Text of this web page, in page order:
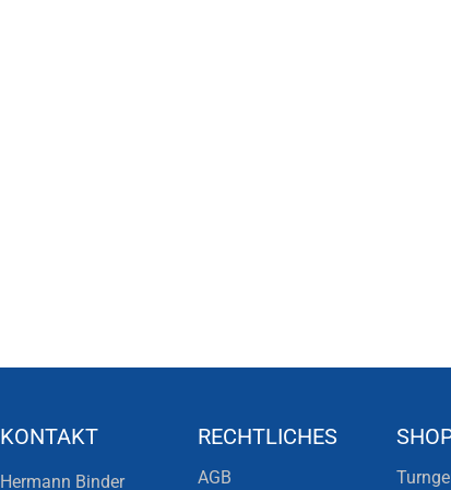
KONTAKT
Hermann Binder
RECHTLICHES
AGB